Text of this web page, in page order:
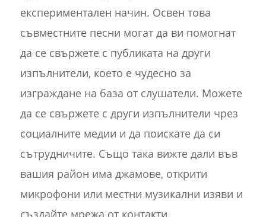
експериментален начин. Освен това
съвместните песни могат да ви помогнат
да се свържете с публиката на други
изпълнители, което е чудесно за
изграждане на база от слушатели. Можете
да се свържете с други изпълнители чрез
социалните медии и да поискате да си
сътрудничите. Също така вижте дали във
вашия район има джамове, открити
микрофони или местни музикални изяви и
създайте мрежа от контакти.